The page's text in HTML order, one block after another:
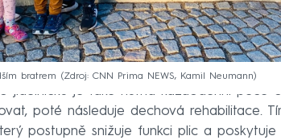
bratrem Zdroj: CNN Prima NEWS, Kamil Neumann
jídelníčku je také nutná každodenní péče
poté následuje dechová rehabilitace.
postupně snižuje funkci plic a